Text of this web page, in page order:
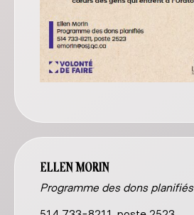
ELLEN MORIN
Programme des dons planifiés